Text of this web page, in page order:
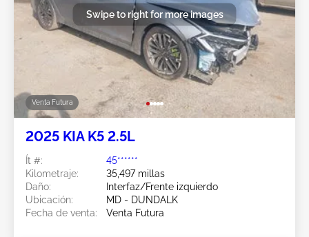
Venta Futura
Swipe to right for more images
2025 KIA K5 2.5L
Ít #:
45******
Kilometraje:
35,497 millas
Daño:
Interfaz/Frente izquierdo
Ubicación:
MD - DUNDALK
Fecha de venta:
Venta Futura